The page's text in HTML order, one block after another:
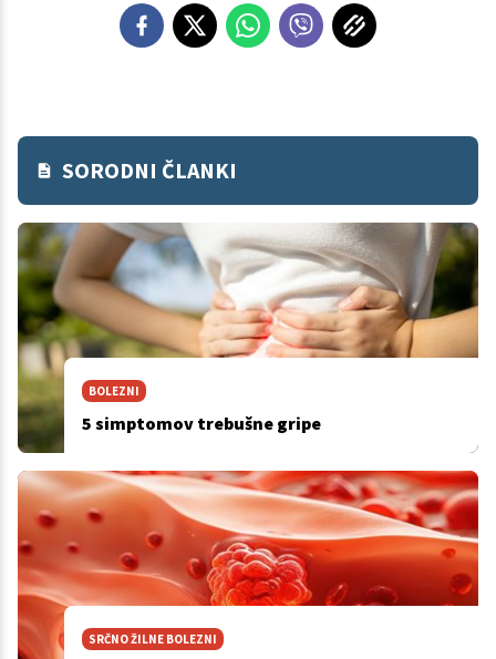
SORODNI ČLANKI
BOLEZNI
5 simptomov trebušne gripe
SRČNO ŽILNE BOLEZNI